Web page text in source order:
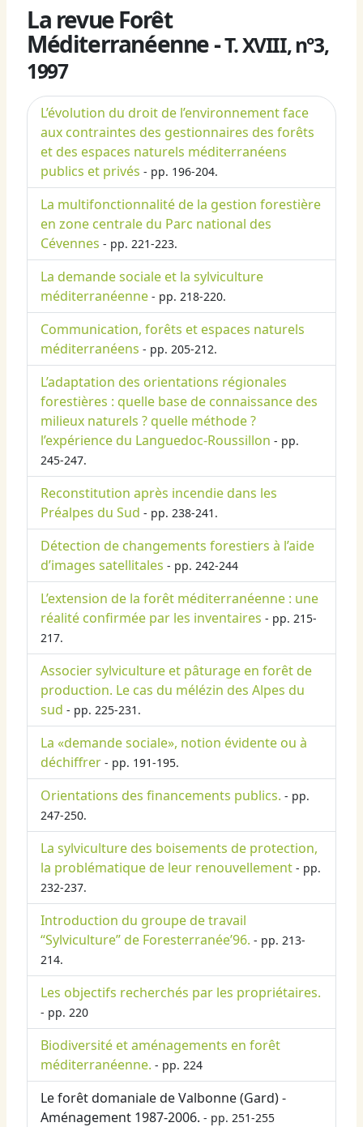
La revue Forêt
Méditerranéenne -T. XVIII, n°3,
1997
L’évolution du droit de l’environnement face
aux contraintes des gestionnaires des forêts
et des espaces naturels méditerranéens
publics et privés - pp. 196-204.
La multifonctionnalité de la gestion forestière
en zone centrale du Parc national des
Cévennes - pp. 221-223.
La demande sociale et la sylviculture
méditerranéenne - pp. 218-220.
Communication, forêts et espaces naturels
méditerranéens - pp. 205-212.
L’adaptation des orientations régionales
forestières : quelle base de connaissance des
milieux naturels ? quelle méthode ?
l’expérience du Languedoc-Roussillon - pp.
245-247.
Reconstitution après incendie dans les
Préalpes du Sud - pp. 238-241.
Détection de changements forestiers à l’aide
d’images satellitales - pp. 242-244
L’extension de la forêt méditerranéenne : une
réalité confirmée par les inventaires - pp. 215-
217.
Associer sylviculture et pâturage en forêt de
production. Le cas du mélézin des Alpes du
sud - pp. 225-231.
La «demande sociale», notion évidente ou à
déchiffrer - pp. 191-195.
Orientations des financements publics. - pp.
247-250.
La sylviculture des boisements de protection,
la problématique de leur renouvellement - pp.
232-237.
Introduction du groupe de travail
“Sylviculture” de Foresterranée’96. - pp. 213-
214.
Les objectifs recherchés par les propriétaires.
- pp. 220
Biodiversité et aménagements en forêt
méditerranéenne. - pp. 224
Le forêt domaniale de Valbonne (Gard) -
Aménagement 1987-2006. - pp. 251-255